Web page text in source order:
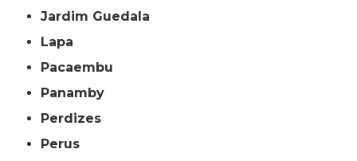
Jardim Guedala
Lapa
Pacaembu
Panamby
Perdizes
Perus